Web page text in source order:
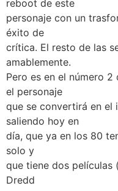
reboot de este
personaje con un
éxito de
crítica. El resto de las
amablemente.
Pero es en el número
el personaje
que se convertirá en el
saliendo hoy en
día, que ya en los 80
solo y
que tiene dos películas
Dredd